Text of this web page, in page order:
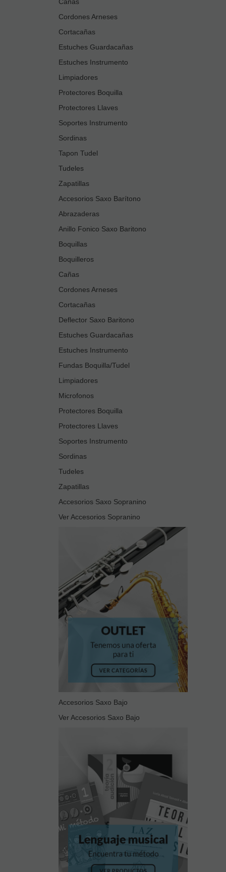
Cordones Arneses
Cortacañas
Estuches Guardacañas
Estuches Instrumento
Limpiadores
Protectores Boquilla
Protectores Llaves
Soportes Instrumento
Sordinas
Tapon Tudel
Tudeles
Zapatillas
Accesorios Saxo Barítono
Abrazaderas
Anillo Fonico Saxo Baritono
Boquillas
Boquilleros
Cañas
Cordones Arneses
Cortacañas
Deflector Saxo Baritono
Estuches Guardacañas
Estuches Instrumento
Fundas Boquilla/Tudel
Limpiadores
Microfonos
Protectores Boquilla
Protectores Llaves
Soportes Instrumento
Sordinas
Tudeles
Zapatillas
Accesorios Saxo Sopranino
Ver Accesorios Sopranino
Accesorios Saxo Bajo
Ver Accesorios Saxo Bajo